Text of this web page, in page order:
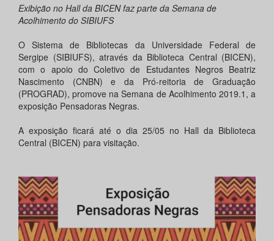
Exibição no Hall da BICEN faz parte da Semana de
Acolhimento do SIBIUFS
O Sistema de Bibliotecas da Universidade Federal de
Sergipe (SIBIUFS), através da Biblioteca Central (BICEN),
com o apoio do Coletivo de Estudantes Negros Beatriz
Nascimento (CNBN) e da Pró-reitoria de Graduação
(PROGRAD), promove na Semana de Acolhimento 2019.1, a
exposição Pensadoras Negras.
A exposição ficará até o dia 25/05 no Hall da Biblioteca
Central (BICEN) para visitação.